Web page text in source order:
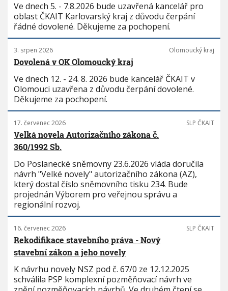
Ve dnech 5. - 7.8.2026 bude uzavřená kancelář pro
oblast ČKAIT Karlovarský kraj z důvodu čerpání
řádné dovolené. Děkujeme za pochopení.
3. srpen 2026 Olomoucký kraj
Dovolená v OK Olomoucký kraj
Ve dnech 12. - 24. 8. 2026 bude kancelář ČKAIT v
Olomouci uzavřena z důvodu čerpání dovolené.
Děkujeme za pochopení.
17. červenec 2026 SLP ČKAIT
Velká novela Autorizačního zákona č.
360/1992 Sb.
Do Poslanecké sněmovny 23.6.2026 vláda doručila
návrh "Velké novely" autorizačního zákona (AZ),
který dostal číslo sněmovního tisku 234. Bude
projednán Výborem pro veřejnou správu a
regionální rozvoj.
16. červenec 2026 SLP ČKAIT
Rekodifikace stavebního práva - Nový
stavební zákon a jeho novely
K návrhu novely NSZ pod č. 67/0 ze 12.12.2025
schválila PSP komplexní pozměňovací návrh ve